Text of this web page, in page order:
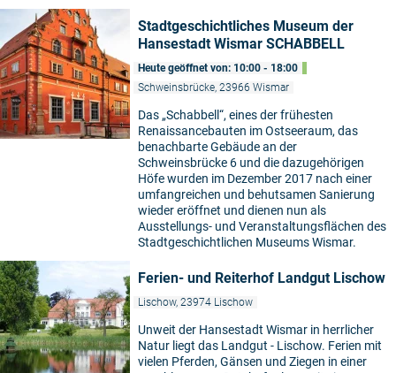
Stadtgeschichtliches Museum der
Hansestadt Wismar SCHABBELL
Heute geöffnet von: 10:00 - 18:00
Schweinsbrücke, 23966 Wismar
Das „Schabbell“, eines der frühesten
Renaissancebauten im Ostseeraum, das
benachbarte Gebäude an der
Schweinsbrücke 6 und die dazugehörigen
Höfe wurden im Dezember 2017 nach einer
umfangreichen und behutsamen Sanierung
wieder eröffnet und dienen nun als
Ausstellungs- und Veranstaltungsflächen des
Stadtgeschichtlichen Museums Wismar.
Ferien- und Reiterhof Landgut Lischow
Lischow, 23974 Lischow
Unweit der Hansestadt Wismar in herrlicher
Natur liegt das Landgut - Lischow. Ferien mit
vielen Pferden, Gänsen und Ziegen in einer